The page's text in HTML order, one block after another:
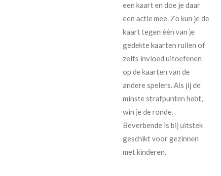
een kaart en doe je daar
een actie mee. Zo kun je de
kaart tegen één van je
gedekte kaarten ruilen of
zelfs invloed uitoefenen
op de kaarten van de
andere spelers. Als jij de
minste strafpunten hebt,
win je de ronde.
Beverbende is bij uitstek
geschikt voor gezinnen
met kinderen.